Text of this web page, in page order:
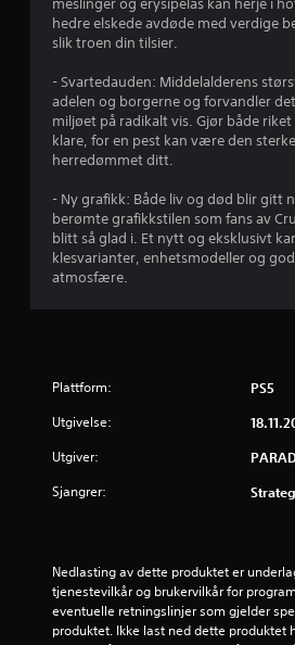
hedre elskede avdøde med verdige
slik troen din tilsier.
- Svartedauden: Middelalderens
adelen og borgerne og forvandler
miljøet på radikalt vis. Gjør både
klare, for en pest kan være den
herredømmet ditt.
- Ny grafikk: Både liv og død blir gitt
berømte grafikkstilen som fans av
blitt så glad i. Et nytt og eksklusivt
klesvarianter, enhetsmodeller og
atmosfære.
Plattform: PS5
Utgivelse:
Utgiver:
Sjangrer:
Nedlasting av dette produktet er
tjenestevilkår og brukervilkår for
eventuelle retningslinjer som gjelder
produktet. Ikke last ned dette produktet